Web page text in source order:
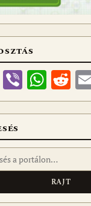
Facebook
Viber